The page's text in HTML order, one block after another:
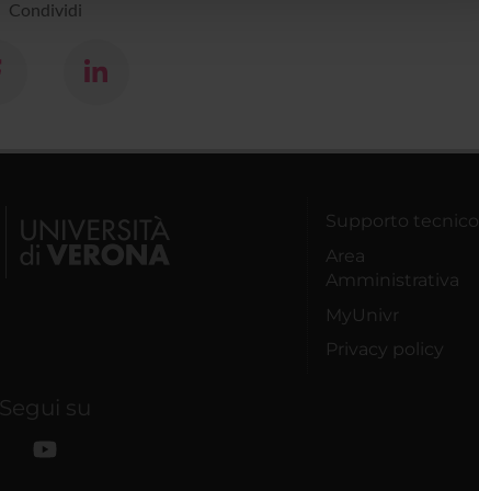
Condividi
Supporto tecnico
Area
Amministrativa
MyUnivr
Privacy policy
Segui su